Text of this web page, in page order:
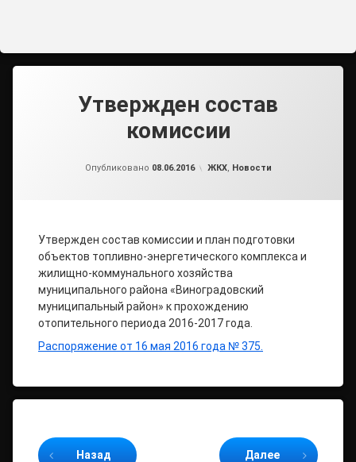
Утвержден состав
комиссии
Опубликовано 08.06.2016 Рубрики:
ЖКХ, Новости
Утвержден состав комиссии и план подготовки
объектов топливно-энергетического комплекса и
жилищно-коммунального хозяйства
муниципального района «Виноградовский
муниципальный район» к прохождению
отопительного периода 2016-2017 года.
Распоряжение от 16 мая 2016 года № 375.
Назад Далее